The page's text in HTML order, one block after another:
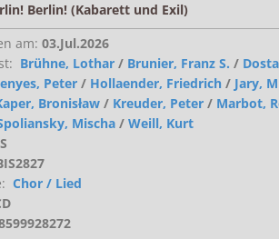
Berlin! (Kabarett und Exil)
am: 03.Jul.2026
Brühne, Lothar / Brunier, Franz S. /
Peter / Hollaender, Friedrich / Jary,
Bronisław / Kreuder, Peter / Marbot,
Mischa / Weill, Kurt
Chor / Lied